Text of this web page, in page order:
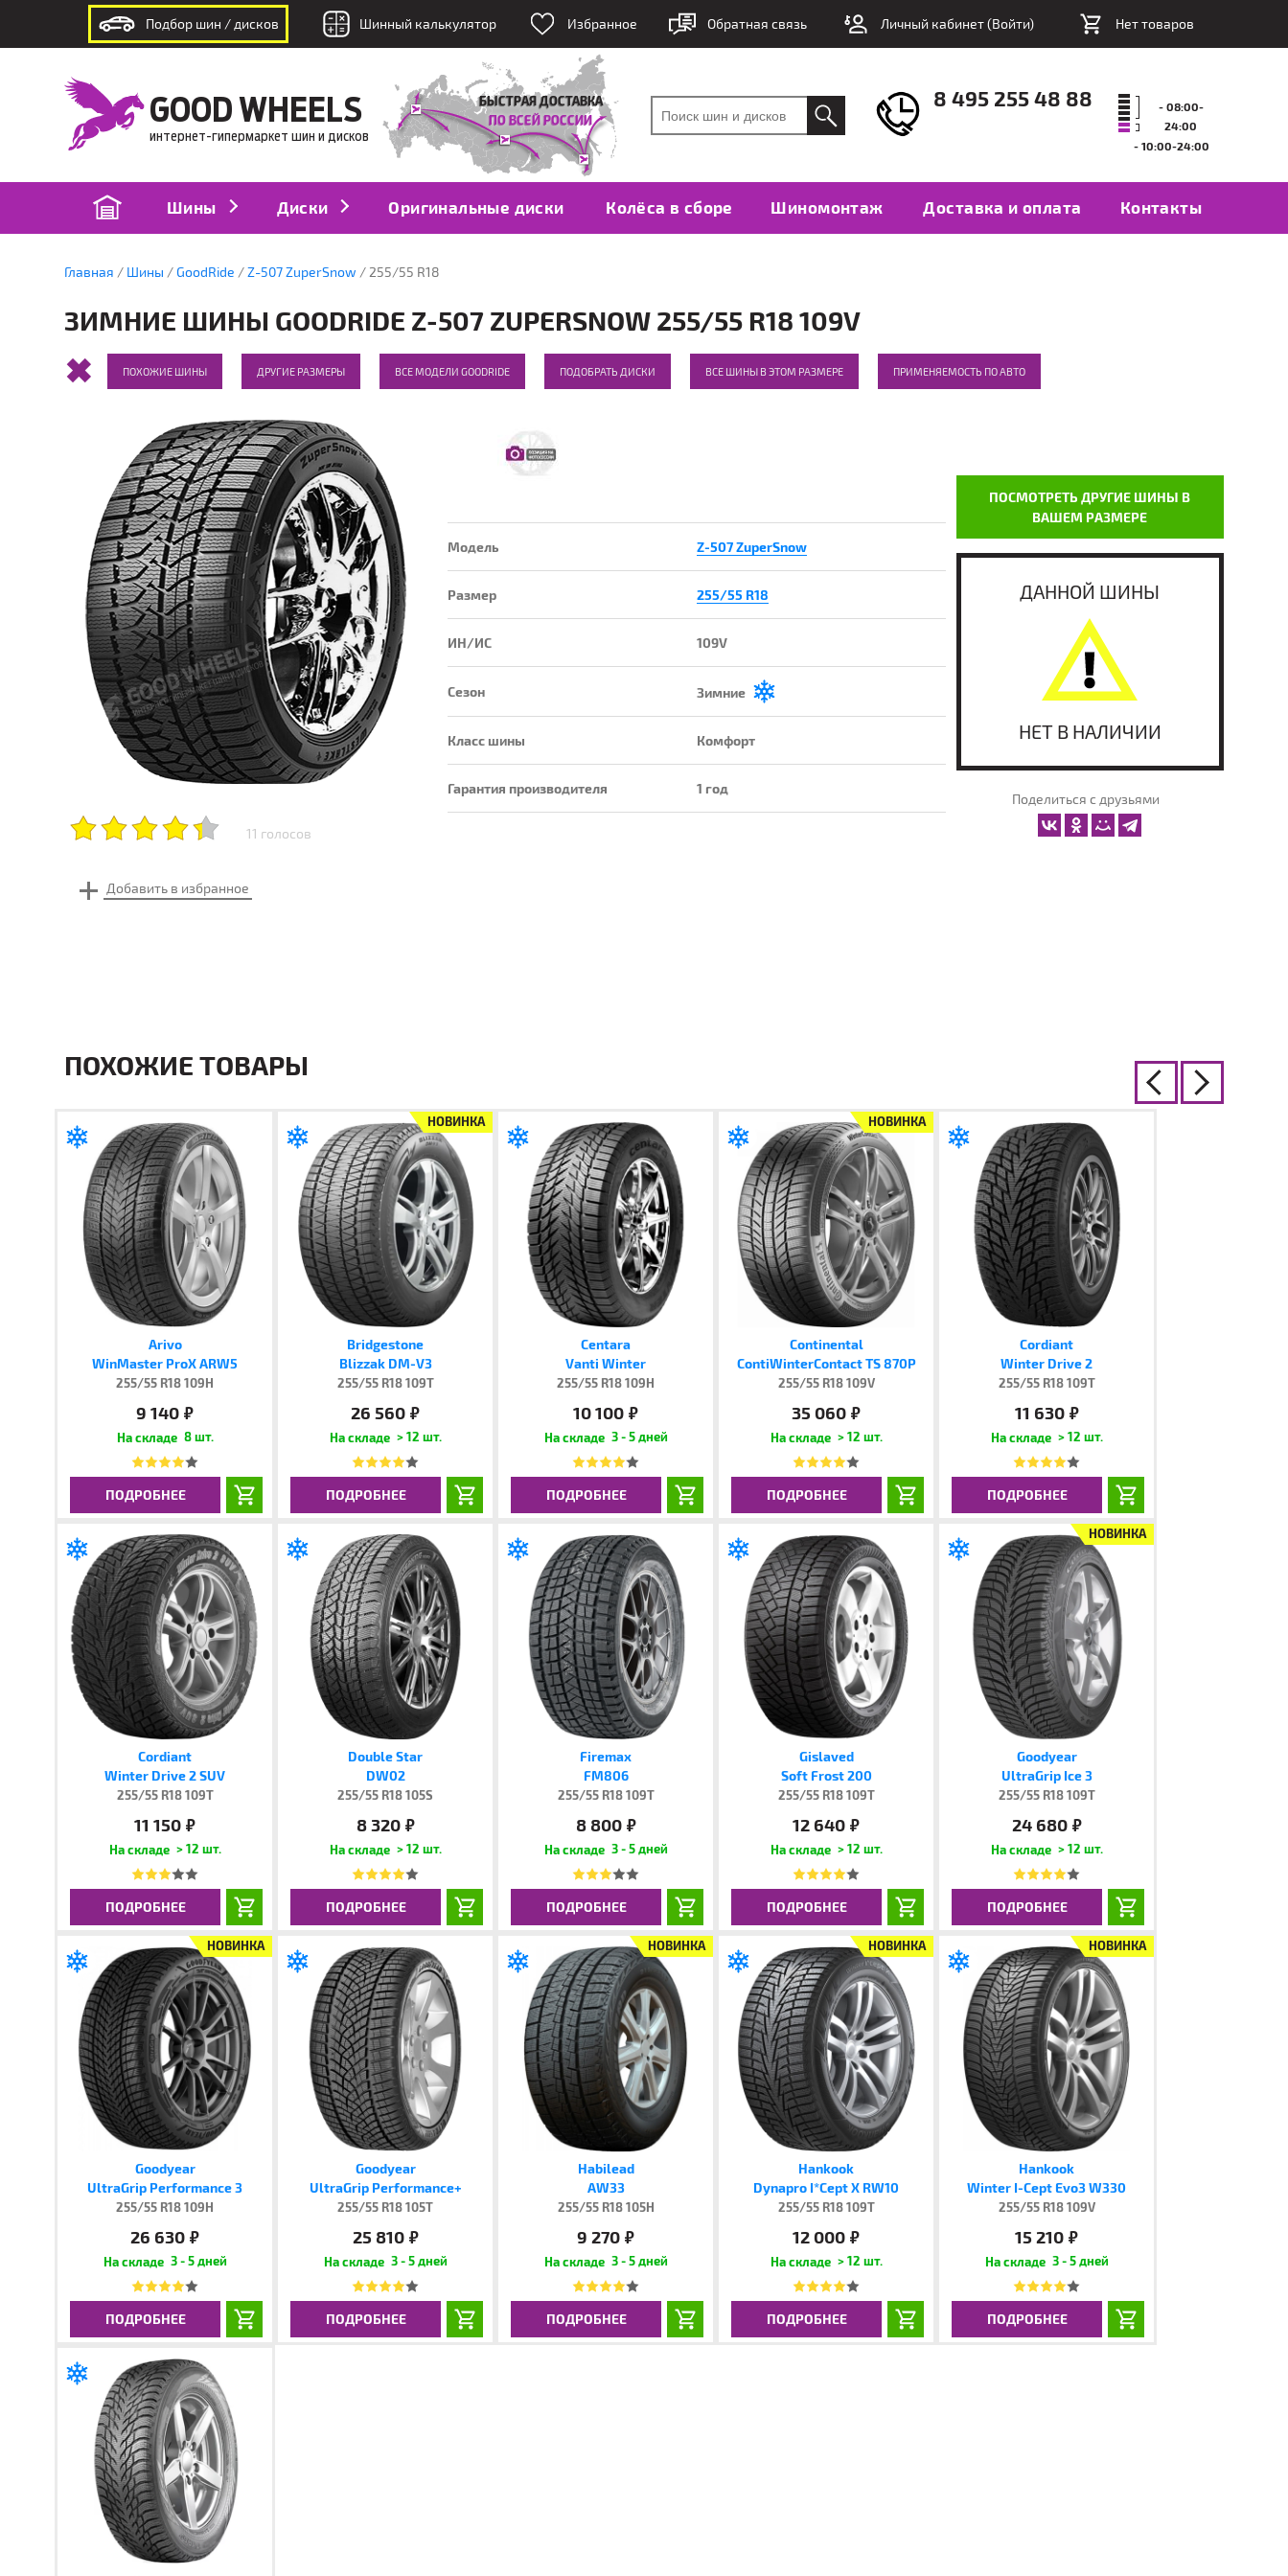
Подбор шин / дисков Шинный калькулятор Избранное Обратная связь Личный кабинет (Войти) Нет товаров
GOOD WHEELS
интернет-гипермаркет шин и дисков
8 495 255 48 88
- 08:00-
24:00
- 10:00-24:00
Шины Диски Оригинальные диски Колёса в сборе Шиномонтаж Доставка и оплата Контакты
Главная Шины GoodRide Z-507 ZuperSnow 255/55 R18
ЗИМНИЕ ШИНЫ GOODRIDE Z-507 ZUPERSNOW 255/55 R18 109V
ПОХОЖИЕ ШИНЫ ДРУГИЕ РАЗМЕРЫ ВСЕ МОДЕЛИ GOODRIDE ПОДОБРАТЬ ДИСКИ ВСЕ ШИНЫ В ЭТОМ РАЗМЕРЕ ПРИМЕНЯЕМОСТЬ ПО АВТО
ПОСМОТРЕТЬ ДРУГИЕ ШИНЫ В
ВАШЕМ РАЗМЕРЕ
ДАННОЙ ШИНЫ
НЕТ В НАЛИЧИИ
Поделиться с друзьями
11 голосов
Модель Z-507 ZuperSnow
Размер 255/55 R18
ИН/ИС 109V
Сезон Зимние
Класс шины Комфорт
Гарантия производителя 1 год
ПОХОЖИЕ ТОВАРЫ
Arivo
WinMaster ProX ARW5
255/55 R18 109H
9 140 руб.
8 шт.
ПОДРОБНЕЕ
НОВИНКА
Bridgestone
Blizzak DM-V3
255/55 R18 109T
26 560 руб.
> 12 шт.
ПОДРОБНЕЕ
Centara
Vanti Winter
255/55 R18 109H
10 100 руб.
3 - 5 дней
ПОДРОБНЕЕ
НОВИНКА
Continental
ContiWinterContact TS 870P
255/55 R18 109V
35 060 руб.
> 12 шт.
ПОДРОБНЕЕ
Cordiant
Winter Drive 2
255/55 R18 109T
11 630 руб.
> 12 шт.
ПОДРОБНЕЕ
Cordiant
Winter Drive 2 SUV
255/55 R18 109T
11 150 руб.
> 12 шт.
ПОДРОБНЕЕ
Double Star
DW02
255/55 R18 105S
8 320 руб.
> 12 шт.
ПОДРОБНЕЕ
Firemax
FM806
255/55 R18 109T
8 800 руб.
3 - 5 дней
ПОДРОБНЕЕ
Gislaved
Soft Frost 200
255/55 R18 109T
12 640 руб.
> 12 шт.
ПОДРОБНЕЕ
НОВИНКА
Goodyear
UltraGrip Ice 3
255/55 R18 109T
24 680 руб.
> 12 шт.
ПОДРОБНЕЕ
НОВИНКА
Goodyear
UltraGrip Performance 3
255/55 R18 109H
26 630 руб.
3 - 5 дней
ПОДРОБНЕЕ
Goodyear
UltraGrip Performance+
255/55 R18 105T
25 810 руб.
3 - 5 дней
ПОДРОБНЕЕ
НОВИНКА
Habilead
AW33
255/55 R18 105H
9 270 руб.
3 - 5 дней
ПОДРОБНЕЕ
НОВИНКА
Hankook
Dynapro I*Cept X RW10
255/55 R18 109T
12 000 руб.
> 12 шт.
ПОДРОБНЕЕ
НОВИНКА
Hankook
Winter I-Cept Evo3 W330
255/55 R18 109V
15 210 руб.
3 - 5 дней
ПОДРОБНЕЕ